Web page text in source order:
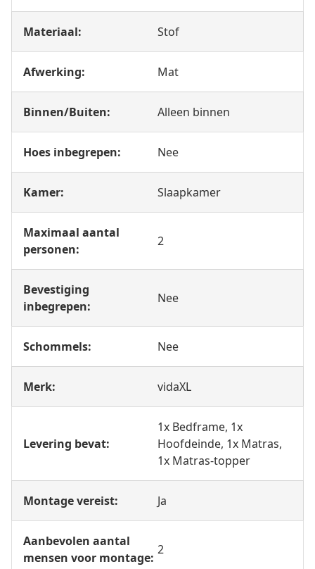
Materiaal: Stof
Afwerking: Mat
Binnen/Buiten: Alleen binnen
Hoes inbegrepen: Nee
Kamer: Slaapkamer
Maximaal aantal
personen:
2
Bevestiging
inbegrepen:
Nee
Schommels: Nee
Merk: vidaXL
Levering bevat:
1x Bedframe, 1x
Hoofdeinde, 1x Matras,
1x Matras-topper
Montage vereist: Ja
Aanbevolen aantal
mensen voor montage:
2